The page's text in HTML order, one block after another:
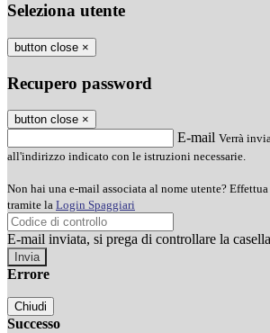
Seleziona utente
button close ×
Recupero password
button close ×
E-mail Verrà
all'indirizzo indicato con le istruzioni necessarie.
Non hai una e-mail associata al nome utente?
tramite la Login Spaggiari
E-mail inviata, si prega di controllare la
Errore
Chiudi
Successo